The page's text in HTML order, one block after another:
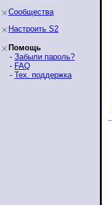
Сообщества
Настроить S2
Помощь
- Забыли пароль?
- FAQ
- Тех. поддержка